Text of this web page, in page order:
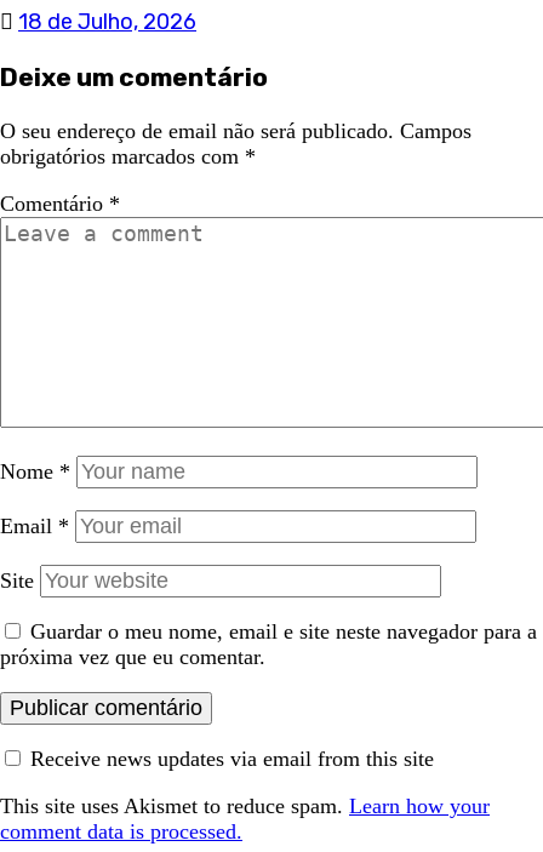
18 de Julho, 2026
Deixe um comentário
O seu endereço de email não será publicado. Campos
obrigatórios marcados com *
Comentário *
Nome *
Email *
Site
Guardar o meu nome, email e site neste navegador para a
próxima vez que eu comentar.
Receive news updates via email from this site
This site uses Akismet to reduce spam. Learn how your
comment data is processed.